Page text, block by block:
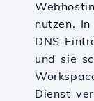
nutzen.
DNS-
und sie
Dienst